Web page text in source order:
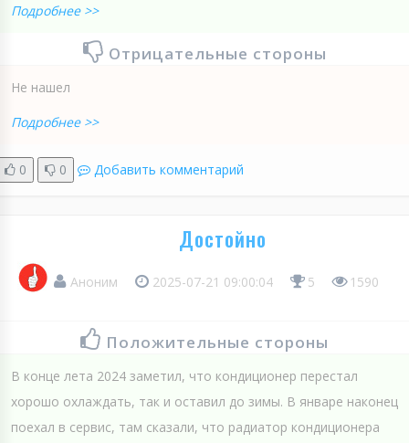
Подробнее >>
Отрицательные стороны
Не нашел
Подробнее >>
0 0 Добавить комментарий
Достойно
Аноним 2025-07-21 09:00:04 5 1590
Положительные стороны
В конце лета 2024 заметил, что кондиционер перестал
хорошо охлаждать, так и оставил до зимы. В январе наконец
поехал в сервис, там сказали, что радиатор кондиционера